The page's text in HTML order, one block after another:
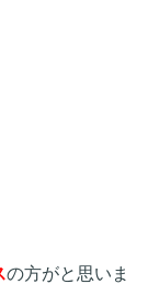
の方がと思いま